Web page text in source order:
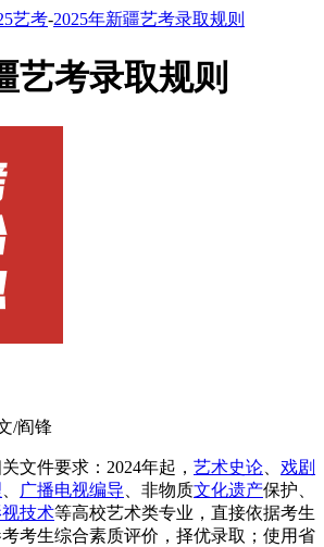
艺考-2025年新疆艺考录取规则
艺考录取规则
/阎锋
文件要求：2024年起， 艺术史论
戏剧
广播电视编导 、非物质文化遗产保护、
技术等高校艺术类专业，直接依据考生
考生综合素质评价，择优录取；使用省